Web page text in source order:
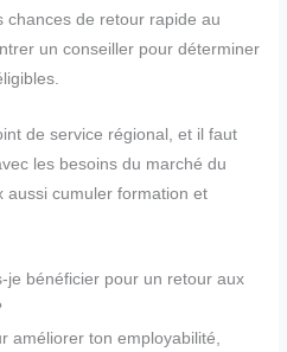
chances de retour rapide au
un conseiller pour déterminer
de service régional, et il faut
les besoins du marché du
aussi cumuler formation et
je bénéficier pour un retour aux
améliorer ton employabilité,